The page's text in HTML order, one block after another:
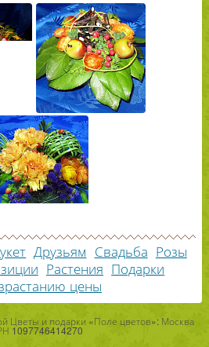
Друзьям Свадьба Розы
Растения Подарки
цены
Цветы и подарки «Поле цветов»: Москва
1097746414270